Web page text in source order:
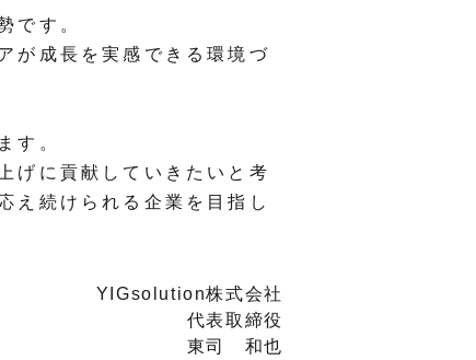
です。
が成長を実感できる環境づ
す。
げに貢献していきたいと考
え続けられる企業を目指し
YIGsolution株式会社
代表取締役
東司 和也